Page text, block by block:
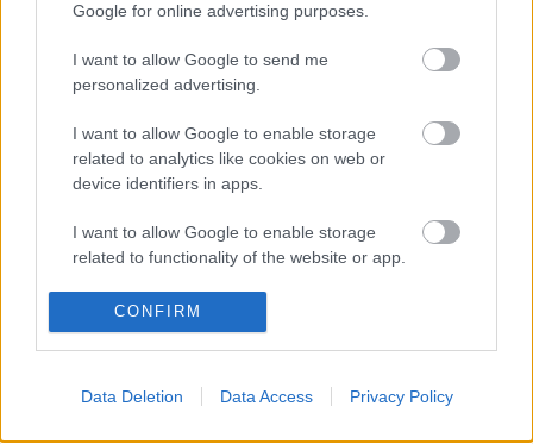
Google for online advertising purposes.
I want to allow Google to send me
personalized advertising.
I want to allow Google to enable storage
related to analytics like cookies on web or
device identifiers in apps.
I want to allow Google to enable storage
related to functionality of the website or app.
I want to allow Google to enable storage
related to personalization.
related to security, including authentication
CONFIRM
Data Deletion Data Access Privacy Policy